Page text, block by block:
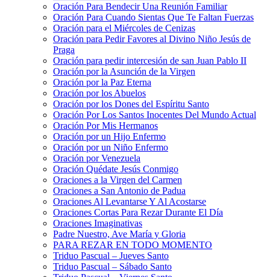
Oración Para Bendecir Una Reunión Familiar
Oración Para Cuando Sientas Que Te Faltan Fuerzas
Oración para el Miércoles de Cenizas
Oración para Pedir Favores al Divino Niño Jesús de
Praga
Oración para pedir intercesión de san Juan Pablo II
Oración por la Asunción de la Virgen
Oración por la Paz Eterna
Oración por los Abuelos
Oración por los Dones del Espíritu Santo
Oración Por Los Santos Inocentes Del Mundo Actual
Oración Por Mis Hermanos
Oración por un Hijo Enfermo
Oración por un Niño Enfermo
Oración por Venezuela
Oración Quédate Jesús Conmigo
Oraciones a la Virgen del Carmen
Oraciones a San Antonio de Padua
Oraciones Al Levantarse Y Al Acostarse
Oraciones Cortas Para Rezar Durante El Día
Oraciones Imaginativas
Padre Nuestro, Ave María y Gloria
PARA REZAR EN TODO MOMENTO
Triduo Pascual – Jueves Santo
Triduo Pascual – Sábado Santo